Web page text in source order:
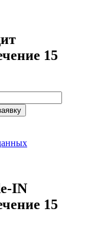
15
IN
15